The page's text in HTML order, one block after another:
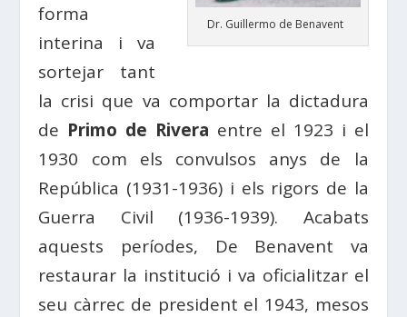
Dr. Guillermo de Benavent
forma
interina i va
sortejar tant
la crisi que va comportar la dictadura
de Primo de Rivera entre el 1923 i el
1930 com els convulsos anys de la
República (1931-1936) i els rigors de la
Guerra Civil (1936-1939). Acabats
aquests períodes, De Benavent va
restaurar la institució i va oficialitzar el
seu càrrec de president el 1943, mesos